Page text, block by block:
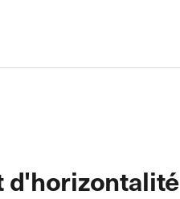
d'horizontalité